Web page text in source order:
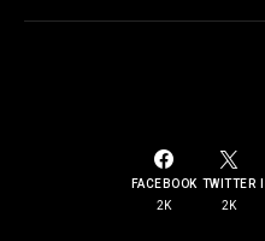
FACEBOOK
2K
TWITTER
2K